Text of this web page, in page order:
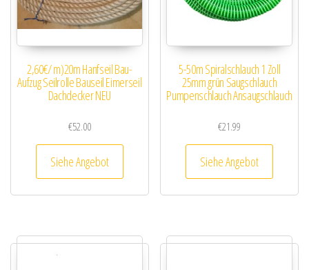
2,60€/ m)20m Hanfseil Bau-
Aufzug Seilrolle Bauseil Eimerseil
Dachdecker NEU
€52.00
Siehe Angebot
5-50m Spiralschlauch 1 Zoll
25mm grün Saugschlauch
Pumpenschlauch Ansaugschlauch
€21.99
Siehe Angebot